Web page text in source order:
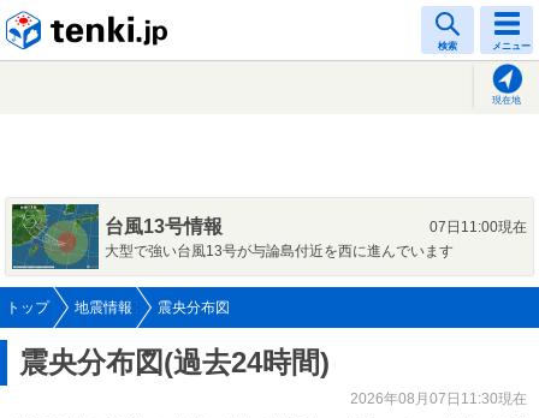
検索 メニュー
現在地
台風13号情報
07日11:00現在
大型で強い台風13号が与論島付近を西に進んでいます
トップ 地震情報 震央分布図
震央分布図(過去24時間)
2026年08月07日11:30現在